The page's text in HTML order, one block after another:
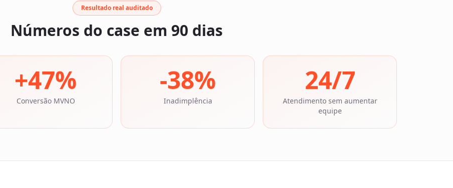
Resultado real auditado
Números do case em 90 dias
+47%
Conversão MVNO
-38%
Inadimplência
24/7
Atendimento sem aumentar
equipe